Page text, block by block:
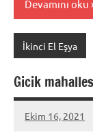
Devamını oku
İkinci El Eşya
Gicik
Ekim 16, 2021
Mustafa